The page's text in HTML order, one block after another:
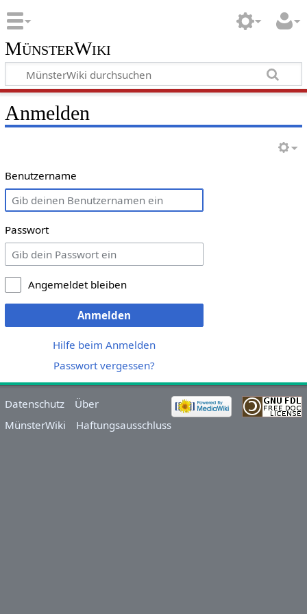
MünsterWiki
Anmelden
Benutzername
Passwort
Angemeldet bleiben
Anmelden
Hilfe beim Anmelden
Passwort vergessen?
Datenschutz
Über
MünsterWiki
Haftungsausschluss